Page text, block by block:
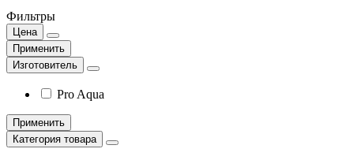
Фильтры
Цена
Применить
Изготовитель
Pro Aqua
Применить
Категория товара